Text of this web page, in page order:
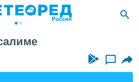
...